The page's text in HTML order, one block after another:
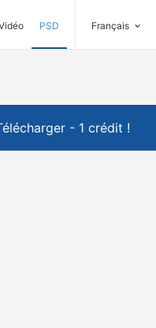
PSD Français
- 1 crédit !